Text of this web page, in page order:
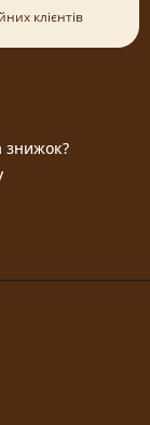
клієнтів
знижок?